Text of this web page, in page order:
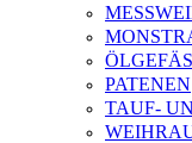
PATENEN
TAUF-